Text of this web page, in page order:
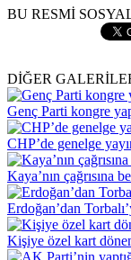
BU RESMİ
DİĞER
Genç Parti kongre
CHP’de genelge
Kaya’nın çağrısına
Erdoğan’dan
Kişiye özel kart